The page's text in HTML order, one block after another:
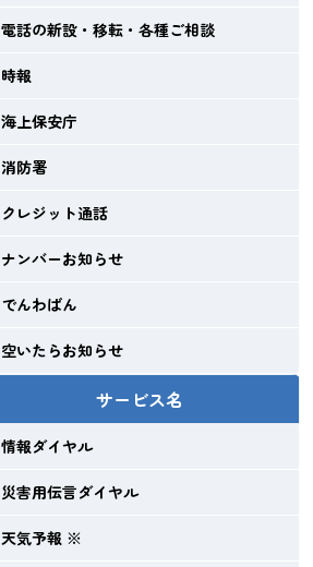
電話の新設・移転・各種ご相談
時報
海上保安庁
消防署
クレジット通話
ナンバーお知らせ
でんわばん
空いたらお知らせ
サービス名
情報ダイヤル
災害用伝言ダイヤル
天気予報 ※